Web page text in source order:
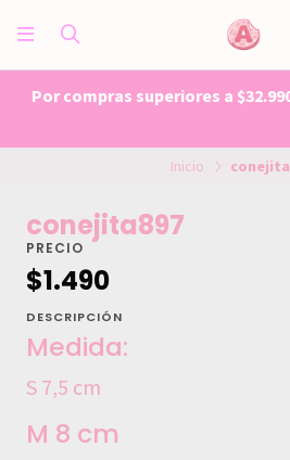
Por compras superiores a $32.990
Inicio
conejita897
PRECIO
$1.490
DESCRIPCIÓN
Medida:
S 7,5 cm
M 8 cm